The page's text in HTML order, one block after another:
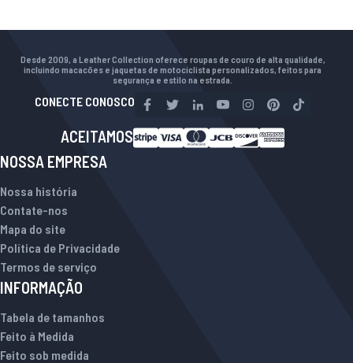
Desde 2009, a Leather Collection oferece roupas de couro de alta qualidade,
incluindo macacões e jaquetas de motociclista personalizados, feitos para
segurança e estilo na estrada.
CONECTE CONOSCO
ACEITAMOS
NOSSA EMPRESA
Nossa história
Contate-nos
Mapa do site
Política de Privacidade
Termos de serviço
INFORMAÇÃO
Tabela de tamanhos
Feito à Medida
Feito sob medida